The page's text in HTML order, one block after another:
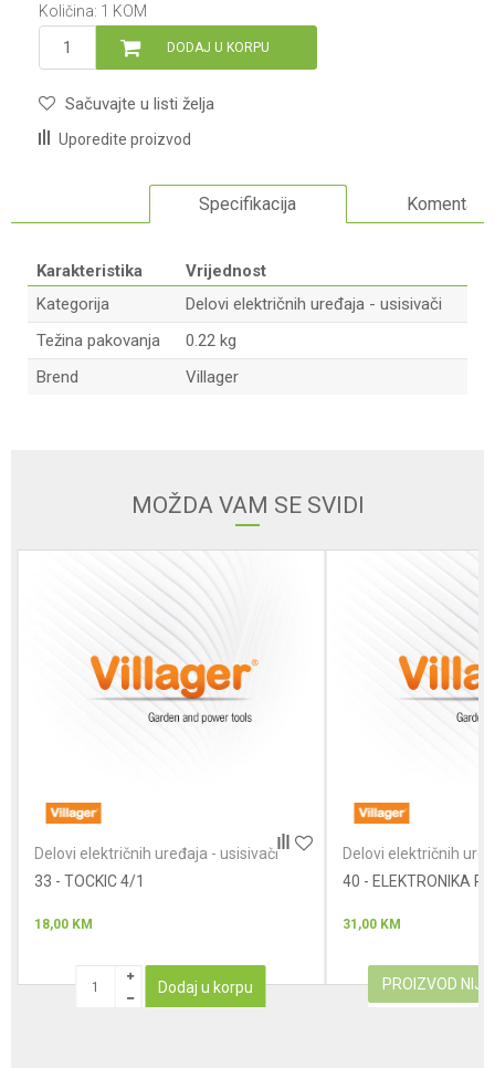
Količina: 1 KOM
DODAJ U KORPU
Sačuvajte u listi želja
Uporedite proizvod
Specifikacija Komentari
Karakteristika
Vrijednost
Kategorija
Delovi električnih uređaja - usisivači
Težina pakovanja
0.22 kg
Brend
Villager
MOŽDA VAM SE SVIDI
Delovi električnih uređaja - usisivači
33 - TOCKIC 4/1
18,00 KM
Dodaj u korpu
Delovi električnih
40 - ELEKTRONIKA
31,00 KM
PROIZVOD